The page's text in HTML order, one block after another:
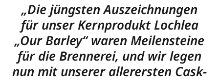
„Die jüngs­ten Aus­zeich­nun­gen
für unser Kern­pro­dukt Loch­lea
„Our Bar­ley“ waren Mei­len­stei­ne
für die Bren­ne­rei, und wir legen
nun mit unse­rer aller­ers­ten Cask-